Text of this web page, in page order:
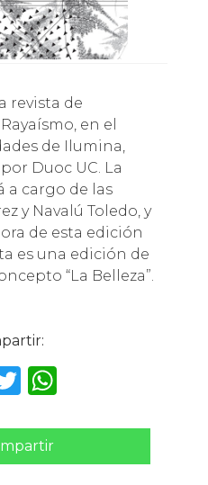
en el
de Ilumina,
Duoc UC. La
a cargo de las
y Navalú Toledo, y
de esta edición
es una edición de
“La Belleza”.
T
it
te
W
a
ts